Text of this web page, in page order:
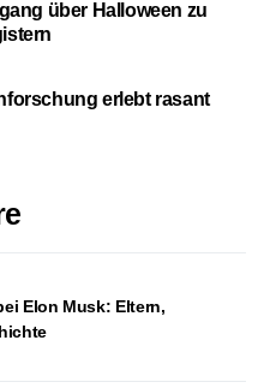
über Halloween zu
erlebt rasant
Elon Musk: Eltern,